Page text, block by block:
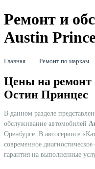
Ремонт и
Austin
Главная Ремонт по маркам
Цены на ремонт
Остин Принцес
В данном разделе
обслуживание автомобилей
Оренбурге. В автосервисе
современное
гарантия на выполненные